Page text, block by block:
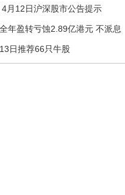
4月12日沪深股市公告提示
年盈转亏蚀2.89亿港元 不派息
日推荐66只牛股